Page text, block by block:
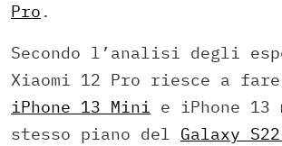
Pro .
Secondo l’analisi degli
Xiaomi 12 Pro riesce a
iPhone 13 Mini e iPhone 13
stesso piano del Galaxy